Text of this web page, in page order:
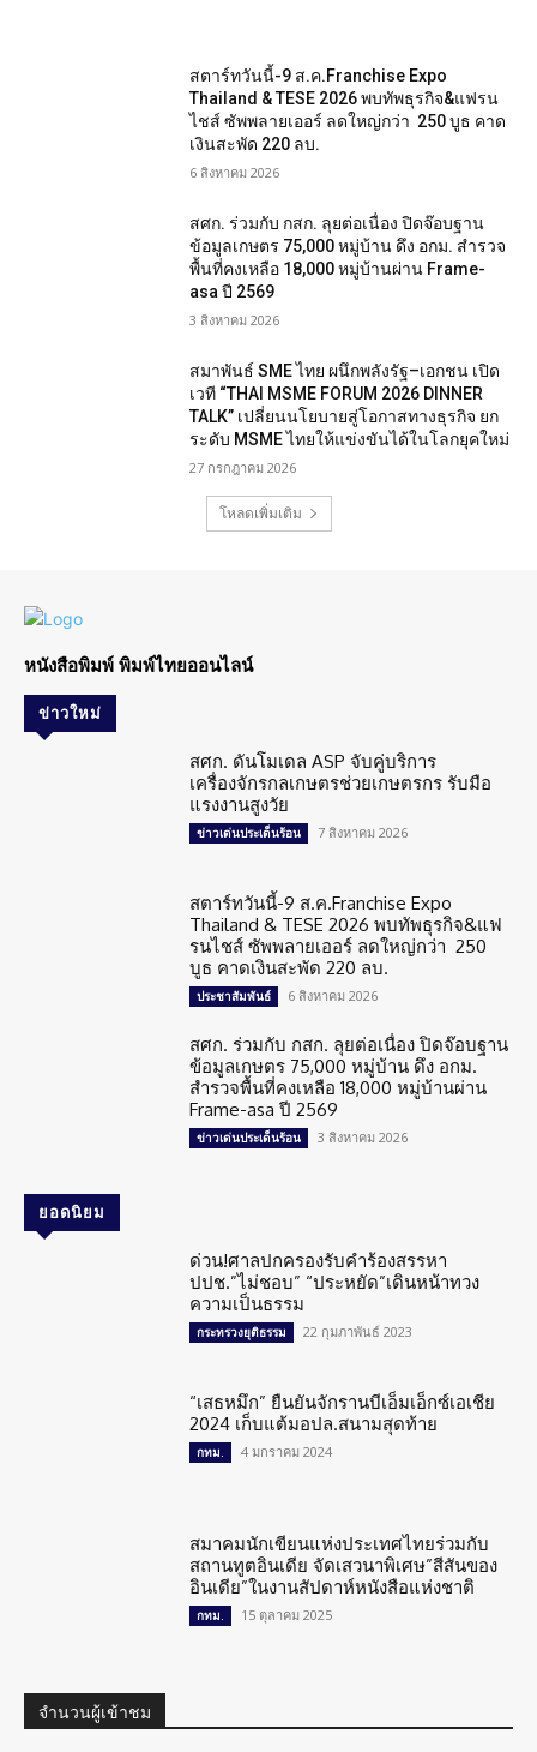
สตาร์ทวันนี้-9 ส.ค.Franchise Expo
Thailand & TESE 2026 พบทัพธุรกิจ&แฟรน
ไชส์ ซัพพลายเออร์ ลดใหญ่กว่า 250 บูธ คาด
เงินสะพัด 220 ลบ.
6 สิงหาคม 2026
สศก. ร่วมกับ กสก. ลุยต่อเนื่อง ปิดจ๊อบฐาน
ข้อมูลเกษตร 75,000 หมู่บ้าน ดึง อกม. สำรวจ
พื้นที่คงเหลือ 18,000 หมู่บ้านผ่าน Frame-
asa ปี 2569
3 สิงหาคม 2026
สมาพันธ์ SME ไทย ผนึกพลังรัฐ–เอกชน เปิด
เวที “THAI MSME FORUM 2026 DINNER
TALK” เปลี่ยนนโยบายสู่โอกาสทางธุรกิจ ยก
ระดับ MSME ไทยให้แข่งขันได้ในโลกยุคใหม่
27 กรกฎาคม 2026
โหลดเพิ่มเติม
หนังสือพิมพ์ พิมพ์ไทยออนไลน์
ข่าวใหม่
สศก. ดันโมเดล ASP จับคู่บริการ
เครื่องจักรกลเกษตรช่วยเกษตรกร รับมือ
แรงงานสูงวัย
ข่าวเด่นประเด็นร้อน 7 สิงหาคม 2026
สตาร์ทวันนี้-9 ส.ค.Franchise Expo
Thailand & TESE 2026 พบทัพธุรกิจ&แฟ
รนไชส์ ซัพพลายเออร์ ลดใหญ่กว่า 250
บูธ คาดเงินสะพัด 220 ลบ.
ประชาสัมพันธ์ 6 สิงหาคม 2026
สศก. ร่วมกับ กสก. ลุยต่อเนื่อง ปิดจ๊อบฐาน
ข้อมูลเกษตร 75,000 หมู่บ้าน ดึง อกม.
สำรวจพื้นที่คงเหลือ 18,000 หมู่บ้านผ่าน
Frame-asa ปี 2569
ข่าวเด่นประเด็นร้อน 3 สิงหาคม 2026
ยอดนิยม
ด่วน!ศาลปกครองรับคำร้องสรรหา
ปปช.”ไม่ชอบ” “ประหยัด”เดินหน้าทวง
ความเป็นธรรม
กระทรวงยุติธรรม 22 กุมภาพันธ์ 2023
“เสธหมึก” ยืนยันจักรานบีเอ็มเอ็กซ์เอเชีย
2024 เก็บแต้มอปล.สนามสุดท้าย
กทม. 4 มกราคม 2024
สมาคมนักเขียนแห่งประเทศไทยร่วมกับ
สถานทูตอินเดีย จัดเสวนาพิเศษ”สีสันของ
อินเดีย”ในงานสัปดาห์หนังสือแห่งชาติ
กทม. 15 ตุลาคม 2025
จำนวนผู้เข้าชม